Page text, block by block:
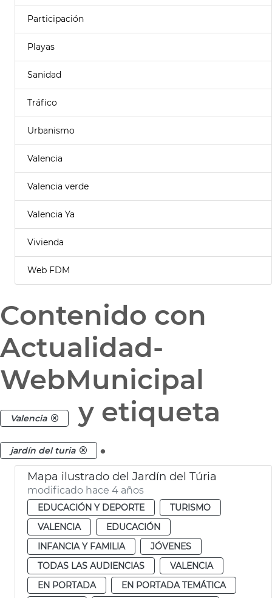
Participación
Playas
Sanidad
Tráfico
Urbanismo
Valencia
Valencia verde
Valencia Ya
Vivienda
Web FDM
Contenido con
Actualidad-
WebMunicipal
Valencia y etiqueta
jardín del turia .
Mapa ilustrado del Jardín del Túria
modificado hace 4 años
EDUCACIÓN Y DEPORTE
TURISMO
VALENCIA
EDUCACIÓN
INFANCIA Y FAMILIA
JÓVENES
TODAS LAS AUDIENCIAS
VALENCIA
EN PORTADA
EN PORTADA TEMÁTICA